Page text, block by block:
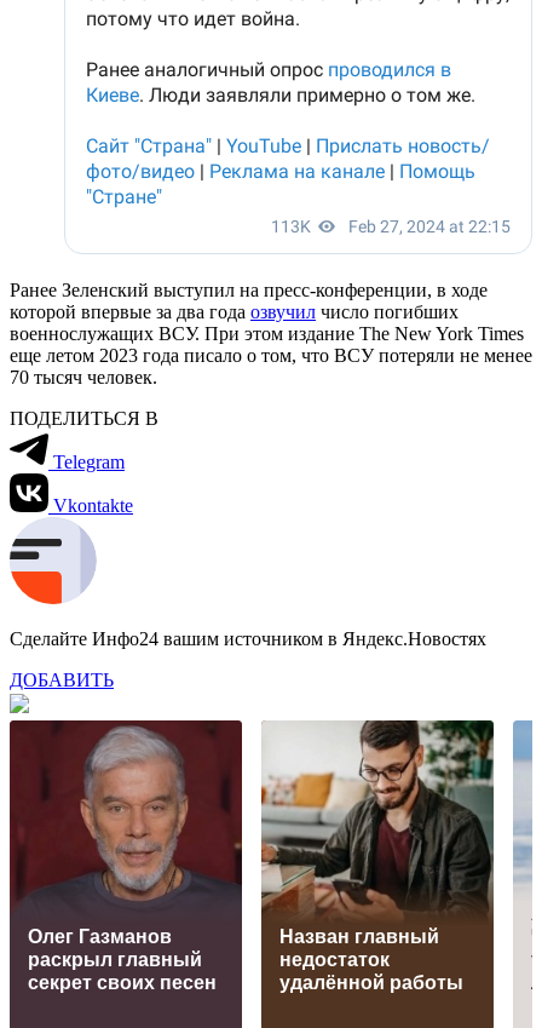
Ранее Зеленский выступил на пресс-конференции, в ходе
которой впервые за два года озвучил число погибших
военнослужащих ВСУ. При этом издание The New York Times
еще летом 2023 года писало о том, что ВСУ потеряли не менее
70 тысяч человек.
ПОДЕЛИТЬСЯ В
Telegram
Vkontakte
Сделайте Инфо24 вашим источником в Яндекс.Новостях
ДОБАВИТЬ
Олег Газманов
раскрыл главный
секрет своих песен
Назван главный
недостаток
удалённой работы